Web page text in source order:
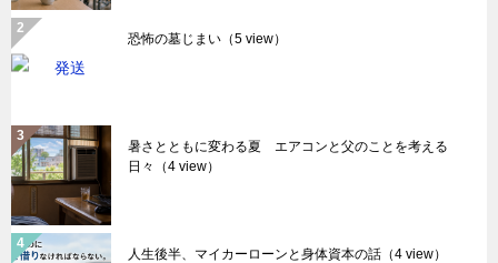
恐怖の墓じまい （5 view）
暑さとともに変わる夏 エアコンと父のことを考える
日々
（4 view）
人生後半、マイカーローンと身体資本の話 （4 view）